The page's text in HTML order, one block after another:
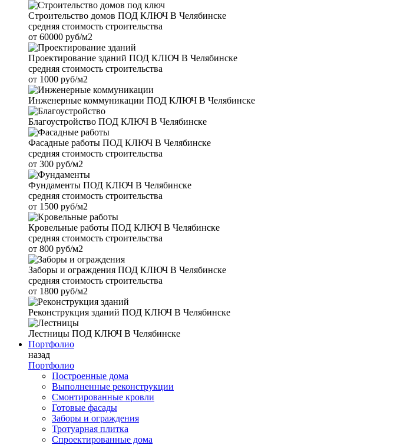
Строительство домов ПОД КЛЮЧ В Челябинске
средняя стоимость строительства
от 60000 руб/м2
Проектирование зданий ПОД КЛЮЧ В Челябинске
средняя стоимость строительства
от 1000 руб/м2
Инженерные коммуникации ПОД КЛЮЧ В Челябинске
Благоустройство ПОД КЛЮЧ В Челябинске
Фасадные работы ПОД КЛЮЧ В Челябинске
средняя стоимость строительства
от 300 руб/м2
Фундаменты ПОД КЛЮЧ В Челябинске
средняя стоимость строительства
от 1500 руб/м2
Кровельные работы ПОД КЛЮЧ В Челябинске
средняя стоимость строительства
от 800 руб/м2
Заборы и ограждения ПОД КЛЮЧ В Челябинске
средняя стоимость строительства
от 1800 руб/м2
Реконструкция зданий ПОД КЛЮЧ В Челябинске
Лестницы ПОД КЛЮЧ В Челябинске
Портфолио
назад
Портфолио
Построенные дома
Выполненные реконструкции
Смонтированные кровли
Готовые фасады
Заборы и ограждения
Тротуарная плитка
Спроектированные дома